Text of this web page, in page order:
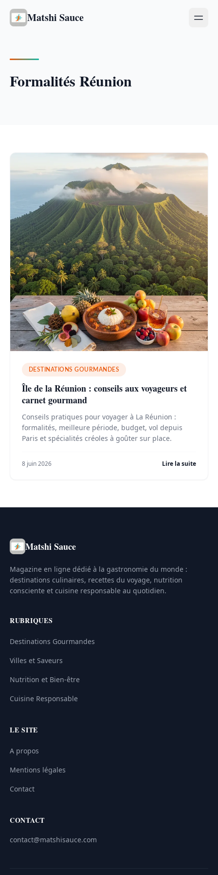
Matshi Sauce
Formalités Réunion
DESTINATIONS GOURMANDES
Île de la Réunion : conseils aux voyageurs et
carnet gourmand
Conseils pratiques pour voyager à La Réunion :
formalités, meilleure période, budget, vol depuis
Paris et spécialités créoles à goûter sur place.
8 juin 2026 Lire la suite
Matshi Sauce
Magazine en ligne dédié à la gastronomie du monde :
destinations culinaires, recettes du voyage, nutrition
consciente et cuisine responsable au quotidien.
RUBRIQUES
Destinations Gourmandes
Villes et Saveurs
Nutrition et Bien-être
Cuisine Responsable
LE SITE
A propos
Mentions légales
Contact
CONTACT
contact@matshisauce.com